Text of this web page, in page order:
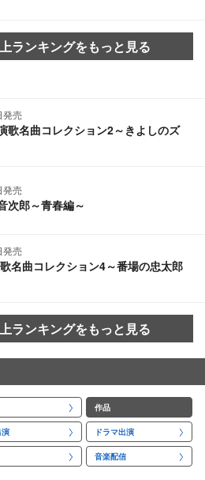
ランキングをもっと見る
発売
歌名曲コレクション2～きよしのズ
発売
次郎～青春編～
発売
名曲コレクション4～番場の忠太郎
ランキングをもっと見る
作品
ドラマ出演
音楽配信